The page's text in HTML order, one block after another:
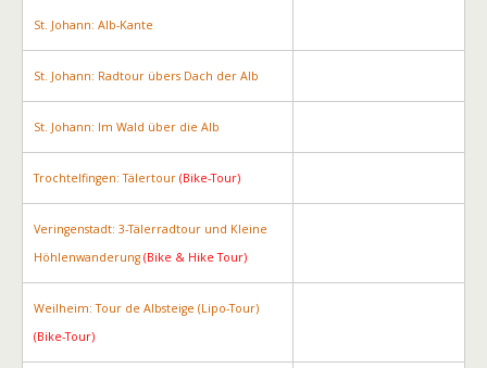
St. Johann: Alb-Kante
St. Johann: Radtour übers Dach der Alb
St. Johann: Im Wald über die Alb
Trochtelfingen: Tälertour (Bike-Tour)
Veringenstadt: 3-Tälerradtour und Kleine
Höhlenwanderung (Bike & Hike Tour)
Weilheim: Tour de Albsteige (Lipo-Tour)
(Bike-Tour)